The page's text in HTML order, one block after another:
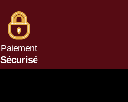
Paiement
Sécurisé